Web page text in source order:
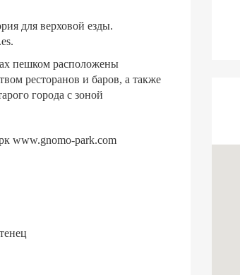
для верховой езды.
пешком расположены
ресторанов и баров, а также
города с зоной
www.gnomo-park.com